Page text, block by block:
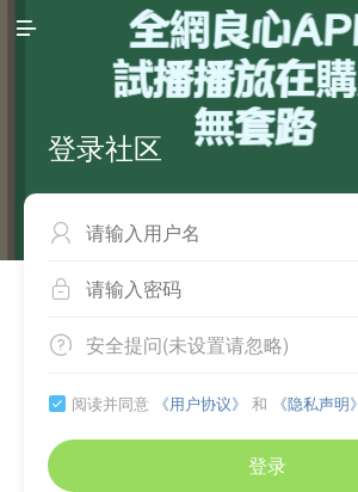

登录社区


 安全提问(未设置请忽略)
 阅读并同意 《用户协议》 和 《隐私声明》
登录